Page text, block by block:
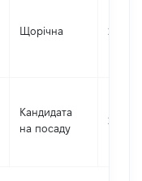
Щорічна 2023
Кандидата
на посаду
2021